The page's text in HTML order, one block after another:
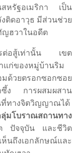
สหรัฐอเมริกา เป็น
ติดอาวุธ มีส่วนช่วย
ญฮวาในอดีต
ารต่อสู้เท่านั้น เขต
แก่ของหมู่บ้านริม
มด้วยตรอกซอกซอย
ซึ้ง การผสมผสาน
ที่ทางจิตวิญญาณได้
ลุ่มโบราณสถานทาง
จจุบัน และชีวิต
นถึงเอกลักษณ์และ